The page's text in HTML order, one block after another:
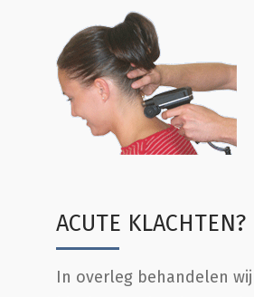
ACUTE KLACHTEN?
In overleg behandelen